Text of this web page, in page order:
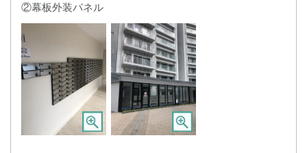
②幕板外装パネル